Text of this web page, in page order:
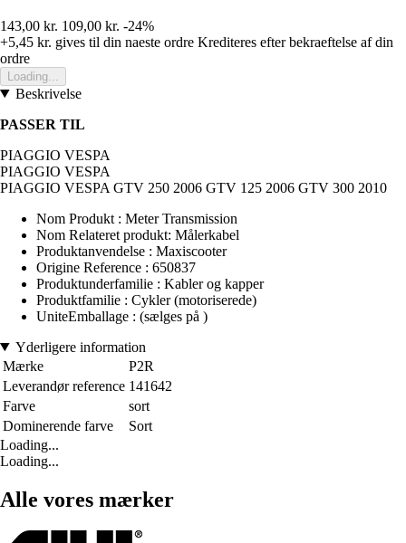
143,00 kr. 109,00 kr. -24%
+5,45 kr. gives til din naeste ordre Krediteres efter bekraeftelse af din
ordre
Loading...
Beskrivelse
PASSER TIL
PIAGGIO VESPA
PIAGGIO VESPA
PIAGGIO VESPA GTV 250 2006 GTV 125 2006 GTV 300 2010
Nom Produkt : Meter Transmission
Nom Relateret produkt: Målerkabel
Produktanvendelse : Maxiscooter
Origine Reference : 650837
Produktunderfamilie : Kabler og kapper
Produktfamilie : Cykler (motoriserede)
UniteEmballage : (sælges på )
Yderligere information
Mærke
P2R
Leverandør reference 141642
Farve
sort
Dominerende farve
Sort
Loading...
Loading...
Alle vores mærker